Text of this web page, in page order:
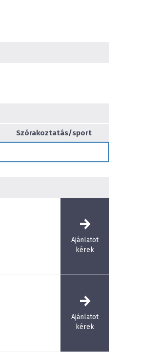
napok alkalmával igény
látványsütéseket,
kedves vendégeinket.
történhetnek étlapról
menüsorokat
Szórakoztatás/sport
Ajánlatot
kérek
Ajánlatot
kérek